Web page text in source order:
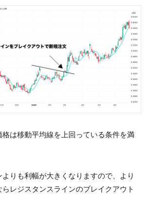
格は移動平均線を上回っている条件を満
りも利幅が大きくなりますので、より
レジスタンスラインのブレイクアウト